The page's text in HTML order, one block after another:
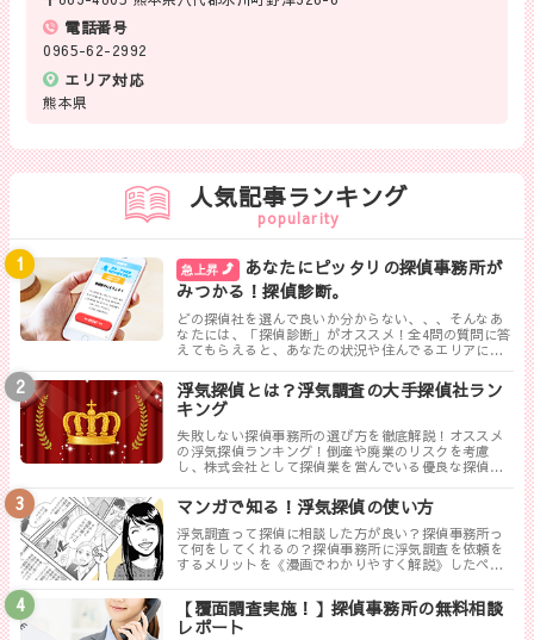
電話番号
0965-62-2992
エリア対応
熊本県
人気記事ランキング
popularity
急上昇
あなたにピッタリの探偵事務所が
みつかる！探偵診断。
どの探偵社を選んで良いか分からない、、、そんなあ
なたには、「探偵診断」がオススメ！全4問の質問に答
えてもらえると、あなたの状況や住んでるエリアに対
つけることができます。
浮気探偵とは？浮気調査の大手探偵社ラン
キング
失敗しない探偵事務所の選び方を徹底解説！オススメ
の浮気探偵ランキング！倒産や廃業のリスクを考慮
し、株式会社として探偵業を営んでいる優良な探偵事
らに高い調査力が評判の探偵事務所を厳選しました。
マンガで知る！浮気探偵の使い方
浮気調査って探偵に相談した方が良い？探偵事務所っ
て何をしてくれるの？探偵事務所に浮気調査を依頼を
するメリットを《漫画でわかりやすく解説》したペー
【覆面調査実施！】探偵事務所の無料相談
レポート